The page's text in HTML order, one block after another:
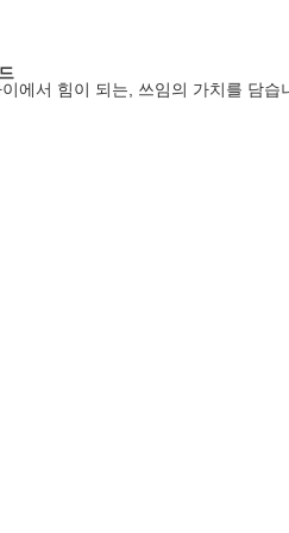
에서 힘이 되는, 쓰임의 가치를 담습